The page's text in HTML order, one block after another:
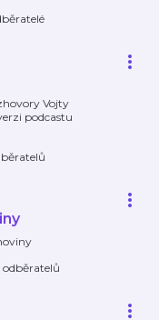
Vojty
podcastu
odběratelů